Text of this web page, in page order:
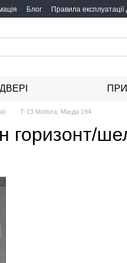
Блог Правила експлуатації
Т-13 Mottura, Магда 194
горизонт/